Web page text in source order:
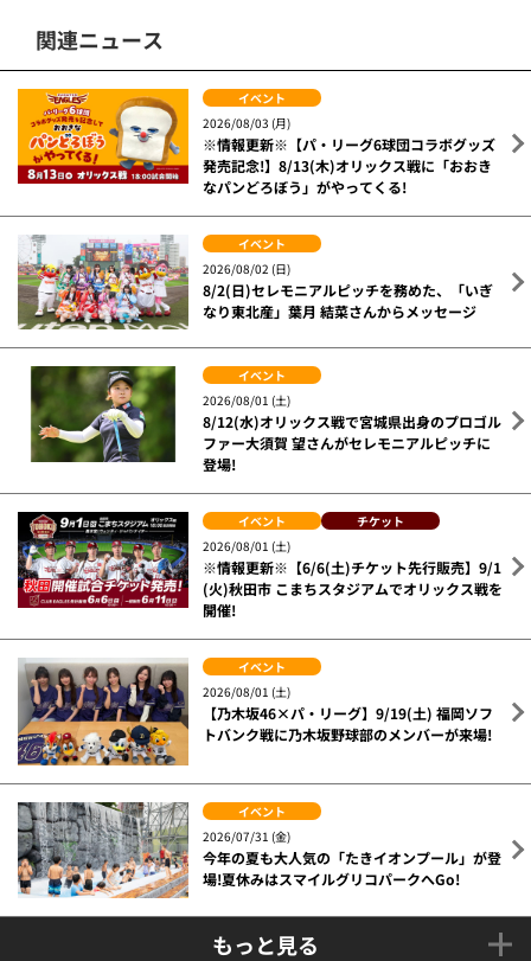
関連ニュース
イベント
2026/08/03 (月)
※情報更新※【パ・リーグ6球団コラボグッズ
発売記念!】8/13(木)オリックス戦に「おおき
なパンどろぼう」がやってくる!
イベント
2026/08/02 (日)
8/2(日)セレモニアルピッチを務めた、「いぎ
なり東北産」葉月 結菜さんからメッセージ
イベント
2026/08/01 (土)
8/12(水)オリックス戦で宮城県出身のプロゴル
ファー大須賀 望さんがセレモニアルピッチに
登場!
イベント
チケット
2026/08/01 (土)
※情報更新※【6/6(土)チケット先行販売】9/1
(火)秋田市 こまちスタジアムでオリックス戦を
開催!
イベント
2026/08/01 (土)
【乃木坂46×パ・リーグ】9/19(土) 福岡ソフ
トバンク戦に乃木坂野球部のメンバーが来場!
イベント
2026/07/31 (金)
今年の夏も大人気の「たきイオンプール」が登
場!夏休みはスマイルグリコパークへGo!
もっと見る